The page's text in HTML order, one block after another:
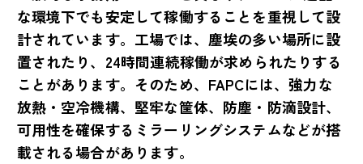
な環境下でも安定して稼働することを重視して設
計されています。工場では、塵埃の多い場所に設
置されたり、24時間連続稼働が求められたりする
ことがあります。そのため、FAPCには、強力な
放熱・空冷機構、堅牢な筐体、防塵・防滴設計、
可用性を確保するミラーリングシステムなどが搭
載される場合があります。